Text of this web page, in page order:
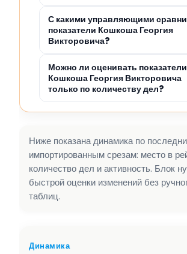
С какими управляющими
показатели Кошкоша Георгия
Викторовича?
Можно ли оценивать показатели
Кошкоша Георгия Викторовича
только по количеству дел?
Ниже показана динамика по
импортированным срезам: место в
количество дел и активность. Блок
быстрой оценки изменений без
таблиц.
Динамика